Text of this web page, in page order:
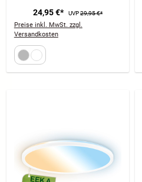
24,95 €* UVP29,95 €*
Preise inkl. MwSt. zzgl.
Versandkosten